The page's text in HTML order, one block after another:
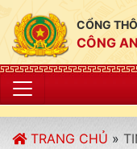
CỔNG
CÔNG
TRANG CHỦ »